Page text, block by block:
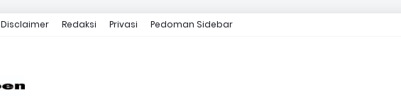
Disclaimer Redaksi Privasi Pedoman Sidebar